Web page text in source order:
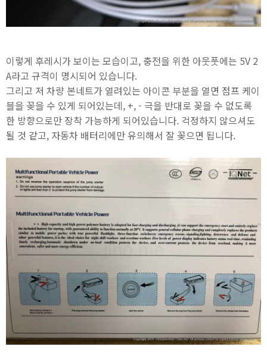
이렇게 후레시가 보이는 모습이고, 충전을 위한 아웃풋에는 5V 2
A라고 규격이 명시되어 있습니다.
그리고 저 차량 본네트가 열려있는 아이콘 부분을 열면 점프 케이
블을 꽂을 수 있게 되어있는데, +, - 극을 반대로 꽂을 수 없도록
한 방향으로만 장착 가능하게 되어있습니다. 걱정하지 않으셔도
될 것 같고, 자동차 배터리에만 유의해서 잘 꽂으면 됩니다.